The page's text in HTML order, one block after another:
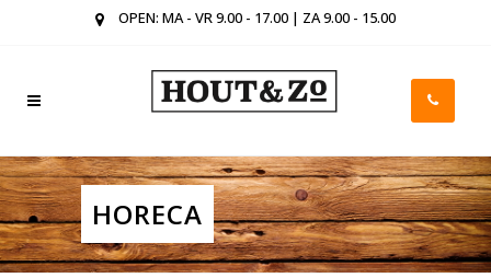
OPEN: MA - VR 9.00 - 17.00 | ZA 9.00 - 15.00
HORECA